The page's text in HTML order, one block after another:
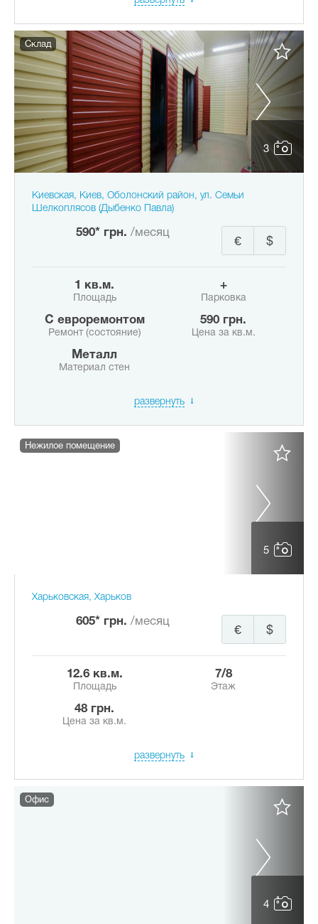
3
Склад
Киевская, Киев, Оболонский район, ул. Семьи
Шелкоплясов (Дыбенко Павла)
590* грн. /месяц
$
€
1 кв.м.
Площадь
+
Парковка
с евроремонтом
Ремонт (состояние)
590 грн.
Цена за кв.м.
Металл
Материал стен
развернуть
5
Нежилое помещение
Харьковская, Харьков
605* грн. /месяц
$
€
12.6 кв.м.
Площадь
7/8
Этаж
48 грн.
Цена за кв.м.
развернуть
4
Офис